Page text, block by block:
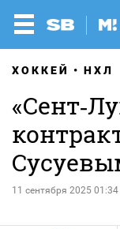
ХОККЕЙ НХЛ
11 сентября 2025 01:34